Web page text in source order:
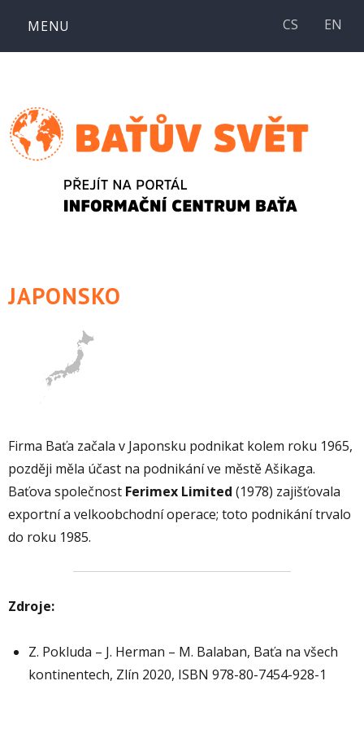
obsahu
MENU CS EN
JAPONSKO
Firma Baťa začala v Japonsku podnikat kolem roku 1965,
později měla účast na podnikání ve městě Ašikaga.
Baťova společnost Ferimex Limited (1978) zajišťovala
exportní a velkoobchodní operace; toto podnikání trvalo
do roku 1985.
Zdroje:
Z. Pokluda – J. Herman – M. Balaban, Baťa na všech
kontinentech, Zlín 2020, ISBN 978-80-7454-928-1